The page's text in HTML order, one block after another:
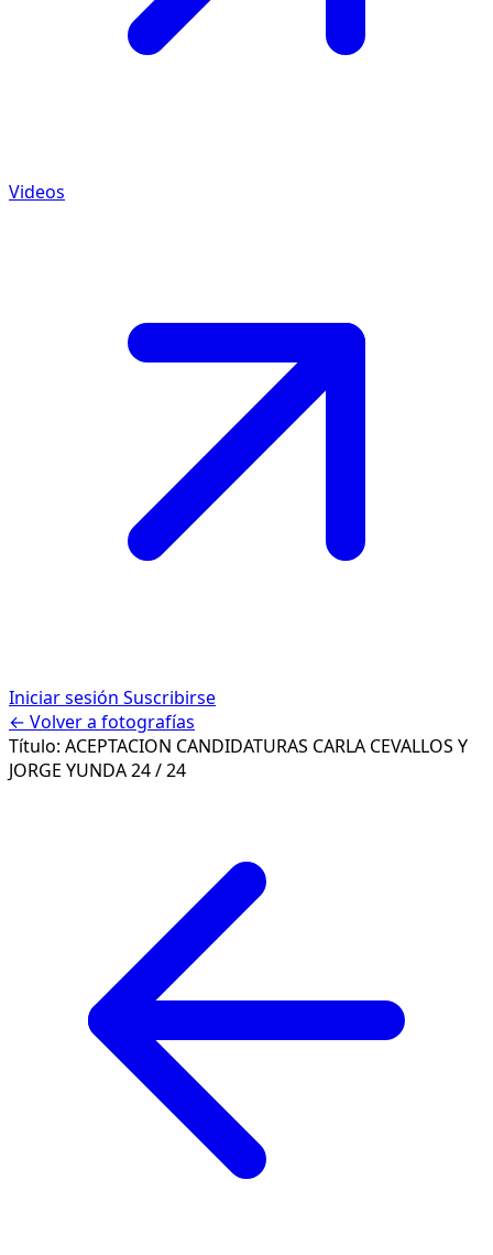
Videos
Iniciar sesión Suscribirse
← Volver a fotografías
Título: ACEPTACION CANDIDATURAS CARLA CEVALLOS Y
JORGE YUNDA24 / 24